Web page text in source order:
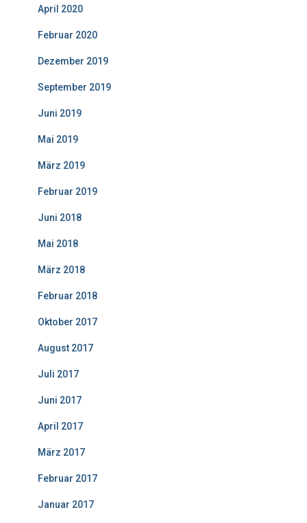
April 2020
Februar 2020
Dezember 2019
September 2019
Juni 2019
Mai 2019
März 2019
Februar 2019
Juni 2018
Mai 2018
März 2018
Februar 2018
Oktober 2017
August 2017
Juli 2017
Juni 2017
April 2017
März 2017
Februar 2017
Januar 2017